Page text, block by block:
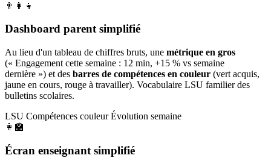
👨‍👩‍👧
Dashboard parent simplifié
Au lieu d'un tableau de chiffres bruts, une métrique en gros
(« Engagement cette semaine : 12 min, +15 % vs semaine
dernière ») et des barres de compétences en couleur (vert acquis,
jaune en cours, rouge à travailler). Vocabulaire LSU familier des
bulletins scolaires.
LSU Compétences couleur Évolution semaine
👩‍🏫
Écran enseignant simplifié